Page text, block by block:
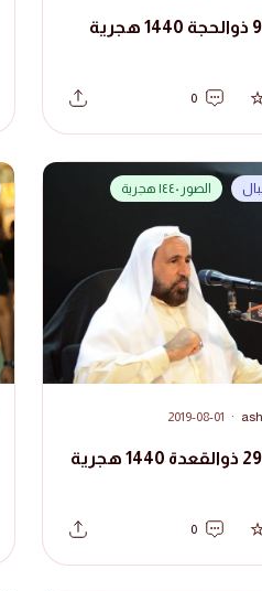
0
الصور ١٤٤٠ هجرية
·
2019-08-01
0